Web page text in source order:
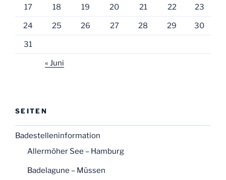
17 18 19 20 21 22 23
24 25 26 27 28 29 30
31
« Juni
SEITEN
Badestelleninformation
Allermöher See – Hamburg
Badelagune – Müssen